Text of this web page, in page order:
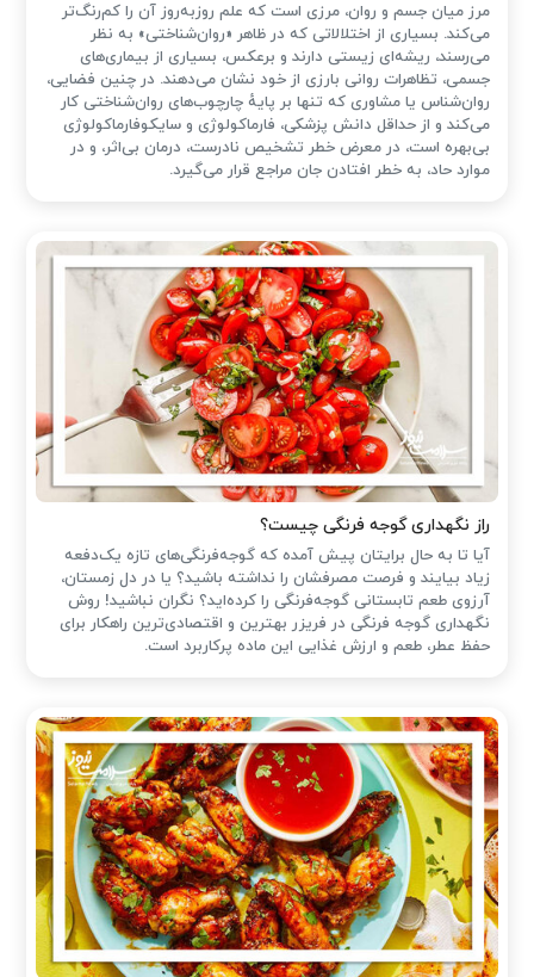
مرز میان جسم و روان، مرزی است که علم روزبه‌روز آن را کم‌رنگ‌تر
می‌کند. بسیاری از اختلالاتی که در ظاهر «روان‌شناختی» به نظر
می‌رسند، ریشه‌ای زیستی دارند و برعکس، بسیاری از بیماری‌های
جسمی، تظاهرات روانی بارزی از خود نشان می‌دهند. در چنین فضایی،
روان‌شناس یا مشاوری که تنها بر پایهٔ چارچوب‌های روان‌شناختی کار
می‌کند و از حداقل دانش پزشکی، فارماکولوژی و سایکوفارماکولوژی
بی‌بهره است، در معرض خطر تشخیص نادرست، درمان بی‌اثر، و در
موارد حاد، به خطر افتادن جان مراجع قرار می‌گیرد.
راز نگهداری گوجه فرنگی چیست؟
آیا تا به حال برایتان پیش آمده که گوجه‌فرنگی‌های تازه یک‌دفعه
زیاد بیایند و فرصت مصرفشان را نداشته باشید؟ یا در دل زمستان،
آرزوی طعم تابستانی گوجه‌فرنگی را کرده‌اید؟ نگران نباشید! روش
نگهداری گوجه فرنگی در فریزر بهترین و اقتصادی‌ترین راهکار برای
حفظ عطر، طعم و ارزش غذایی این ماده پرکاربرد است.